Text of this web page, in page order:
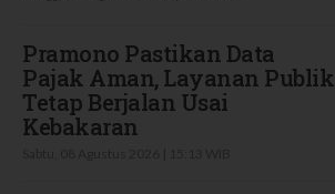
Pramono Pastikan Data
Pajak Aman, Layanan Publik
Tetap Berjalan Usai
Kebakaran